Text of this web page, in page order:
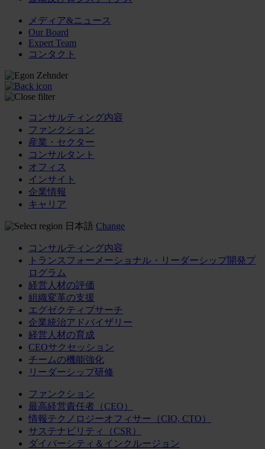
メディア&ニュース
Our Board
Expert Team
コンタクト
コンサルティング内容
ファンクション
産業・セクター
コンサルタント
オフィス
インサイト
企業情報
キャリア
日本語 Change
コンサルティング内容
トランスフォーメーショナル・リーダーシップ開発プ
ログラム
経営人材の評価
組織変革の支援
エグゼクティブサーチ
企業統治アドバイザリー
経営人材の育成
CEOサクセッション
チームの機能強化
リーダーシップ研修
ファンクション
最高経営責任者（CEO）
情報テクノロジーオフィサー（CIO, CTO）
サステナビリティ（CSR）
ダイバーシティ＆インクルージョン